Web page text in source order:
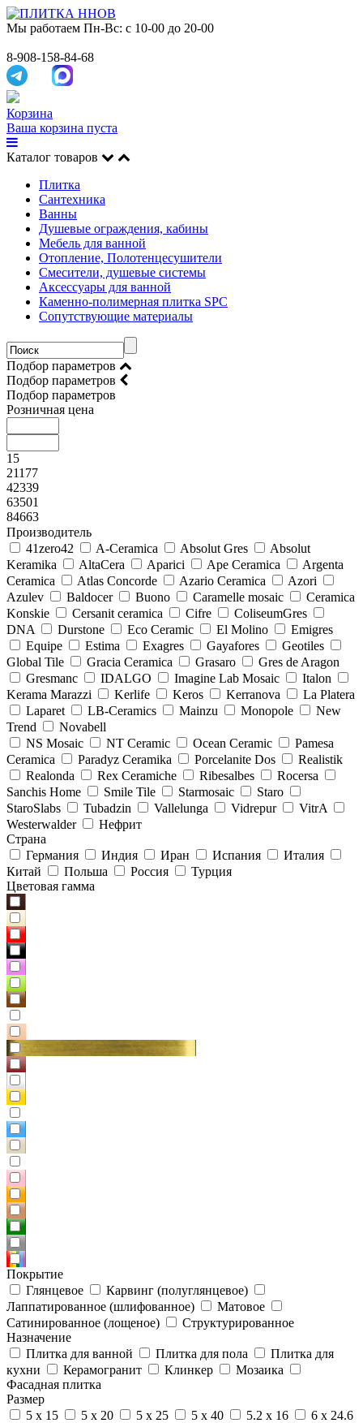
Мы работаем Пн-Вс: с 10-00 до 20-00
8-908-158-84-68
Корзина
Ваша корзина пуста
Каталог товаров
Плитка
Сантехника
Ванны
Душевые ограждения, кабины
Мебель для ванной
Отопление, Полотенцесушители
Смесители, душевые системы
Аксессуары для ванной
Каменно-полимерная плитка SPC
Сопутствующие материалы
Подбор параметров
Подбор параметров
Подбор параметров
Розничная цена
15
21177
42339
63501
84663
Производитель
41zero42
A-Ceramica Absolut Gres
Absolut
Keramika
AltaCera Aparici Ape Ceramica
Argenta
Ceramica
Atlas Concorde Azario Ceramica
Azori
Azulev
Baldocer Buono Caramelle mosaic
Ceramica
Konskie
Cersanit ceramica Cifre
ColiseumGres
DNA
Durstone Eco Ceramic El Molino
Emigres
Equipe
Estima Exagres Gayafores
Geotiles
Global Tile
Gracia Ceramica Grasaro
Gres de Aragon
Gresmanc
IDALGO Imagine Lab Mosaic
Italon
Kerama Marazzi
Kerlife Keros Kerranova
La Platera
Laparet
LB-Ceramics Mainzu Monopole
New
Trend
Novabell
NS Mosaic
NT Ceramic Ocean Ceramic
Pamesa
Ceramica
Paradyz Сeramika Porcelanite Dos
Realistik
Realonda
Rex Ceramiche Ribesalbes
Rocersa
Sanchis Home
Smile Tile Starmosaic
Staro
StaroSlabs
Tubadzin Vallelunga Vidrepur
VitrA
Westerwalder
Нефрит
Страна
Германия
Индия Иран Испания
Италия
Китай
Польша Россия
Турция
Цветовая гамма
Покрытие
Глянцевое
Карвинг (полуглянцевое)
Лаппатированное (шлифованное)
Матовое
Сатинированное (лощеное)
Структурированное
Назначение
Плитка для ванной
Плитка для пола
Плитка для
кухни
Керамогранит Клинкер
Мозаика
Фасадная плитка
Размер
5 x 15
5 x 20 5 x 25 5 x 40 5.2 x 16
6 x 24.6